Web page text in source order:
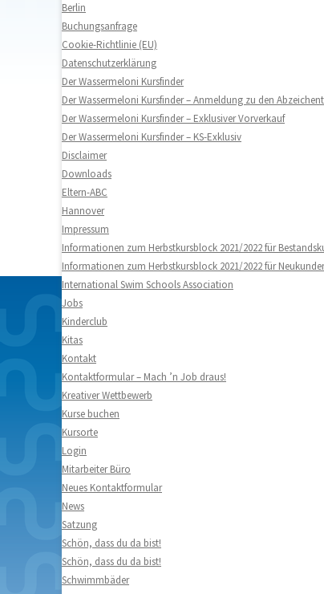
Berlin
Buchungsanfrage
Cookie-Richtlinie (EU)
Datenschutzerklärung
Der Wassermeloni Kursfinder
Der Wassermeloni Kursfinder – Anmeldung zu den
Der Wassermeloni Kursfinder – Exklusiver Vorverkauf
Der Wassermeloni Kursfinder – KS-Exklusiv
Disclaimer
Downloads
Eltern-ABC
Hannover
Impressum
Informationen zum Herbstkursblock 2021/2022 für
Informationen zum Herbstkursblock 2021/2022 für
International Swim Schools Association
Jobs
Kinderclub
Kitas
Kontakt
Kontaktformular – Mach ’n Job draus!
Kreativer Wettbewerb
Kurse buchen
Kursorte
Login
Mitarbeiter Büro
Neues Kontaktformular
News
Satzung
Schön, dass du da bist!
Schön, dass du da bist!
Schwimmbäder